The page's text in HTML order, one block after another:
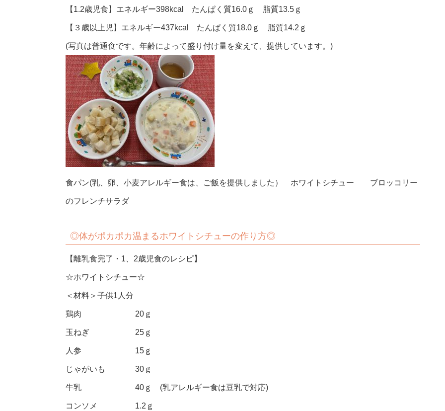
【1.2歳児食】エネルギー398kcal たんぱく質16.0ｇ 脂質13.5ｇ
【３歳以上児】エネルギー437kcal たんぱく質18.0ｇ 脂質14.2ｇ
(写真は普通食です。年齢によって盛り付け量を変えて、提供しています。)
食パン(乳、卵、小麦アレルギー食は、ご飯を提供しました） ホワイトシチュー ブロッコリー
のフレンチサラダ
◎体がポカポカ温まるホワイトシチューの作り方◎
【離乳食完了・1、2歳児食のレシピ】
☆ホワイトシチュー☆
＜材料＞子供1人分
鶏肉 20ｇ
玉ねぎ 25ｇ
人参 15ｇ
じゃがいも 30ｇ
牛乳 40ｇ (乳アレルギー食は豆乳で対応)
コンソメ 1.2ｇ